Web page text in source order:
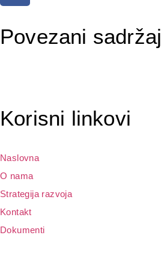
Povezani sadržaj
29. Juna 2026.
Korisni linkovi
Naslovna
O nama
Strategija razvoja
Kontakt
Dokumenti